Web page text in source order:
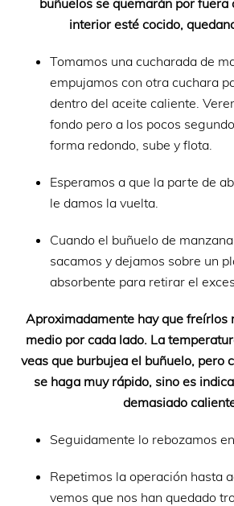
interior esté cocido,
Tomamos una cucharada de
empujamos con otra cuchara
dentro del aceite caliente.
fondo pero a los pocos
forma redondo, sube y flota.
Esperamos a que la parte de
le damos la vuelta.
Cuando el buñuelo de
sacamos y dejamos sobre un
absorbente para retirar el
Aproximadamente hay que freírlos
medio por cada lado. La
veas que burbujea el buñuelo, pero
se haga muy rápido, sino es
demasiado
Seguidamente lo rebozamos
Repetimos la operación hasta
vemos que nos han quedado